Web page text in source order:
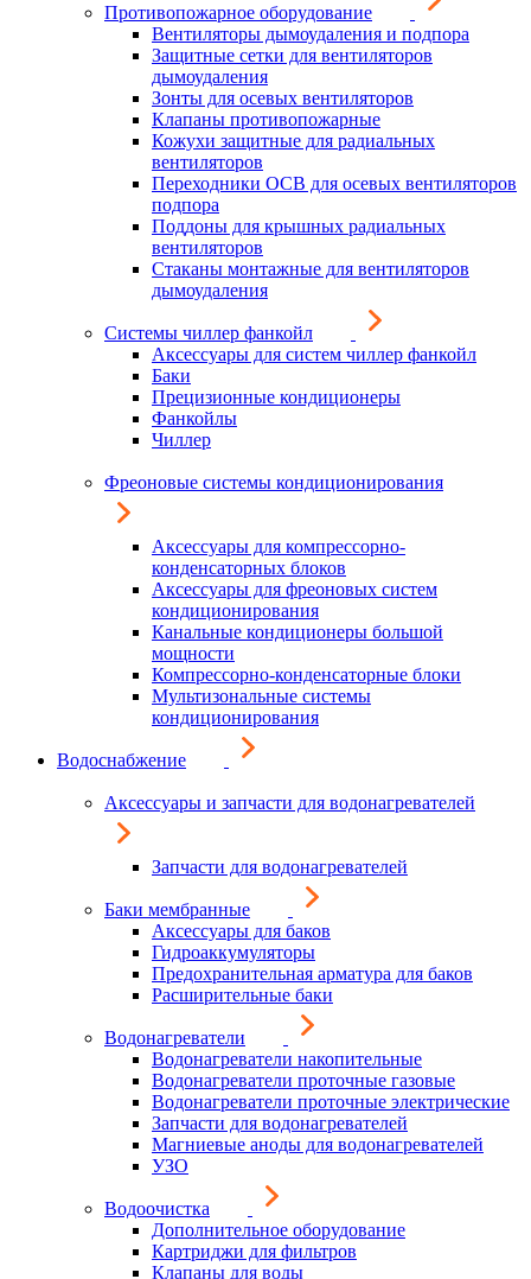
Противопожарное оборудование
Вентиляторы дымоудаления и подпора
Защитные сетки для вентиляторов
дымоудаления
Зонты для осевых вентиляторов
Клапаны противопожарные
Кожухи защитные для радиальных
вентиляторов
Переходники ОСВ для осевых вентиляторов
подпора
Поддоны для крышных радиальных
вентиляторов
Стаканы монтажные для вентиляторов
дымоудаления
Системы чиллер фанкойл
Аксессуары для систем чиллер фанкойл
Баки
Прецизионные кондиционеры
Фанкойлы
Чиллер
Фреоновые системы кондиционирования
Аксессуары для компрессорно-
конденсаторных блоков
Аксессуары для фреоновых систем
кондиционирования
Канальные кондиционеры большой
мощности
Компрессорно-конденсаторные блоки
Мультизональные системы
кондиционирования
Водоснабжение
Аксессуары и запчасти для водонагревателей
Запчасти для водонагревателей
Баки мембранные
Аксессуары для баков
Гидроаккумуляторы
Предохранительная арматура для баков
Расширительные баки
Водонагреватели
Водонагреватели накопительные
Водонагреватели проточные газовые
Водонагреватели проточные электрические
Запчасти для водонагревателей
Магниевые аноды для водонагревателей
УЗО
Водоочистка
Дополнительное оборудование
Картриджи для фильтров
Клапаны для воды